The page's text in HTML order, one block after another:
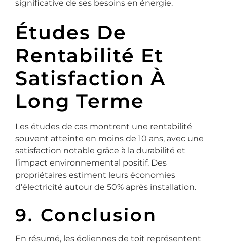
significative de ses besoins en énergie.
Études De
Rentabilité Et
Satisfaction À
Long Terme
Les études de cas montrent une rentabilité
souvent atteinte en moins de 10 ans, avec une
satisfaction notable grâce à la durabilité et
l’impact environnemental positif. Des
propriétaires estiment leurs économies
d’électricité autour de 50% après installation.
9. Conclusion
En résumé, les éoliennes de toit représentent